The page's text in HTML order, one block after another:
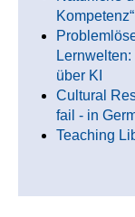
über KI
Cultural
fail - in
Teaching